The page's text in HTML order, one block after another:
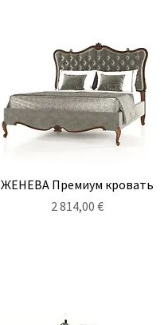
Быстрый просмотр
ЖЕНЕВА Премиум кровать
Цена
2 814,00 €